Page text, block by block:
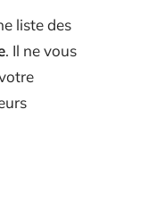
liste des
. Il ne vous